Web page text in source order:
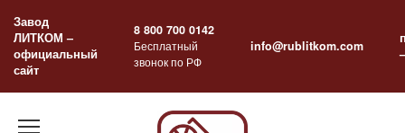
содержанию
Завод
ЛИТКОМ –
официальный
сайт
8 800 700 0142
Бесплатный
звонок по РФ
info@rublitkom.com